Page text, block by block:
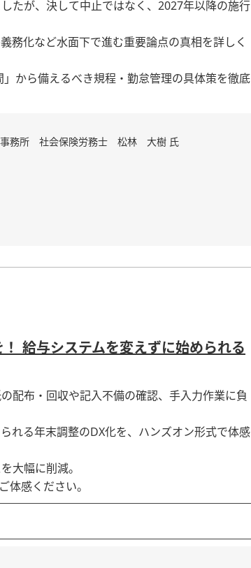
たが、決して中止ではなく、2027年以降の施行
務化など水面下で進む重要論点の真相を詳しく
から備えるべき規程・勤怠管理の具体策を徹底
事務所 社会保険労務士 松林 大樹 氏
給与システムを変えずに始められる
配布・回収や記入不備の確認、手入力作業に負
れる年末調整のDX化を、ハンズオン形式で体感
大幅に削減。
体感ください。